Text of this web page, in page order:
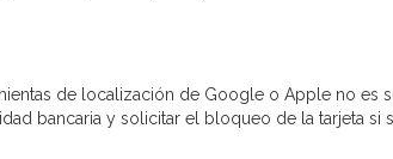
de localización de Google o Apple no es
bancaria y solicitar el bloqueo de la tarjeta si